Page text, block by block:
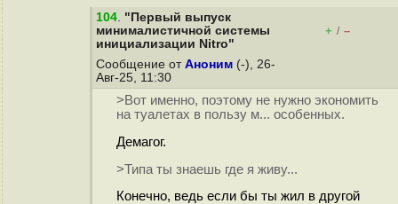
104. "Первый выпуск
минималистичной системы
инициализации Nitro"
+ / –
Сообщение от Аноним (-), 26-
Авг-25, 11:30
>Вот именно, поэтому не нужно экономить
на туалетах в пользу м... особенных.
Демагог.
>Типа ты знаешь где я живу...
Конечно, ведь если бы ты жил в другой